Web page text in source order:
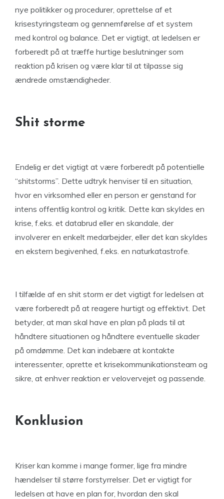
nye politikker og procedurer, oprettelse af et
krisestyringsteam og gennemførelse af et system
med kontrol og balance. Det er vigtigt, at ledelsen er
forberedt på at træffe hurtige beslutninger som
reaktion på krisen og være klar til at tilpasse sig
ændrede omstændigheder.
Shit storme
Endelig er det vigtigt at være forberedt på potentielle
“shitstorms”. Dette udtryk henviser til en situation,
hvor en virksomhed eller en person er genstand for
intens offentlig kontrol og kritik. Dette kan skyldes en
krise, f.eks. et databrud eller en skandale, der
involverer en enkelt medarbejder, eller det kan skyldes
en ekstern begivenhed, f.eks. en naturkatastrofe.
I tilfælde af en shit storm er det vigtigt for ledelsen at
være forberedt på at reagere hurtigt og effektivt. Det
betyder, at man skal have en plan på plads til at
håndtere situationen og håndtere eventuelle skader
på omdømme. Det kan indebære at kontakte
interessenter, oprette et krisekommunikationsteam og
sikre, at enhver reaktion er velovervejet og passende.
Konklusion
Kriser kan komme i mange former, lige fra mindre
hændelser til større forstyrrelser. Det er vigtigt for
ledelsen at have en plan for, hvordan den skal